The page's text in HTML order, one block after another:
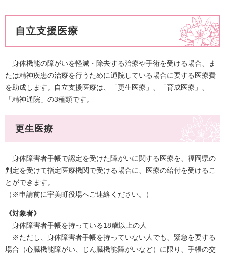
自立支援医療
身体機能の障がいを軽減・除去する治療や手術を受ける場合、ま
たは精神疾患の治療を行うために通院している場合に要する医療費
を助成します。自立支援医療は、「更生医療」、「育成医療」、
「精神通院」の3種類です。
更生医療
身体障害者手帳で認定を受けた障がいに関する医療を、福岡県の
判定を受けて指定医療機関で受ける場合に、医療の給付を受けるこ
とができます。
（※申請前に宇美町役場へご連絡ください。）
《対象者》
身体障害者手帳を持っている18歳以上の人
※ただし、身体障害者手帳を持っていない人でも、緊急を要する
場合（心臓機能障がい、じん臓機能障がいなど）に限り、手帳の交